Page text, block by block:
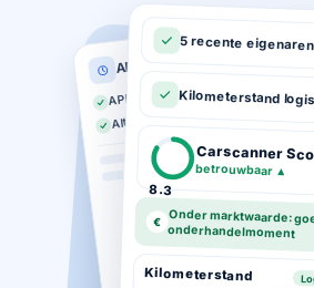
APK historie
APK geldig tot 03-2026
Altijd op tijd gekeurd
5 recente eigenaren
Kilometerstand
8.3
Carscanner
betrouwbaar ▲
€ Onder marktwaarde:
onderhandelmoment
Kilometerstand